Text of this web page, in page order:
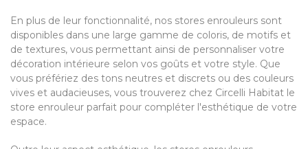
En plus de leur fonctionnalité, nos stores enrouleurs sont
disponibles dans une large gamme de coloris, de motifs et
de textures, vous permettant ainsi de personnaliser votre
décoration intérieure selon vos goûts et votre style. Que
vous préfériez des tons neutres et discrets ou des couleurs
vives et audacieuses, vous trouverez chez Circelli Habitat le
store enrouleur parfait pour compléter l'esthétique de votre
espace.